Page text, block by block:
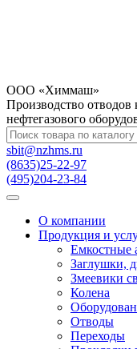
OOO «Химмаш»
Производство отводов
нефтегазового
sbit@nzhms.ru
(8635)25-22-97
(495)204-23-84
О компании
Продукция и
Емкостные
Заглушки,
Змеевики
Колена
Отводы
Переходы